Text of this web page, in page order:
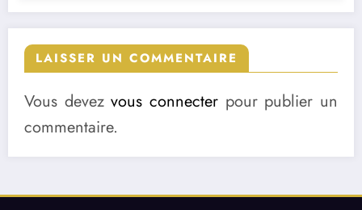
LAISSER UN COMMENTAIRE
Vous devezvous connecter pour publier un
commentaire.